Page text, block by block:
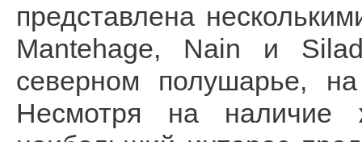
представлена
Mantehage, Nain и
северном полушарье,
Несмотря на наличие